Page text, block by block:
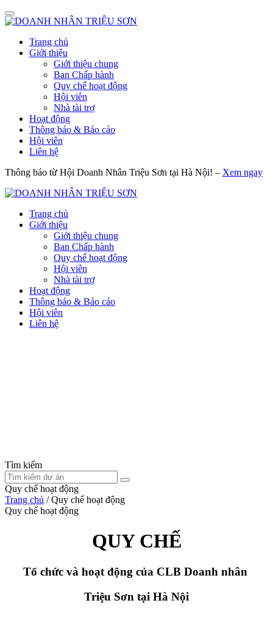
Trang chủ
Giới thiệu
Giới thiệu chung
Ban Chấp hành
Quy chế hoạt động
Hội viên
Nhà tài trợ
Hoạt động
Thông báo & Báo cáo
Hội viên
Liên hệ
Thông báo từ Hội Doanh Nhân Triệu Sơn tại Hà Nội! – Xem ngay
Trang chủ
Giới thiệu
Giới thiệu chung
Ban Chấp hành
Quy chế hoạt động
Hội viên
Nhà tài trợ
Hoạt động
Thông báo & Báo cáo
Hội viên
Liên hệ
Tìm kiếm
Quy chế hoạt động
Trang chủ /Quy chế hoạt động
Quy chế hoạt động
QUY CHẾ
Tổ chức và hoạt động của CLBDoanh nhân
Triệu Sơn tại Hà Nội